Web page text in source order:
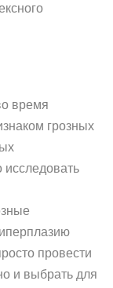
время
грозных
исследовать
провести
и выбрать для